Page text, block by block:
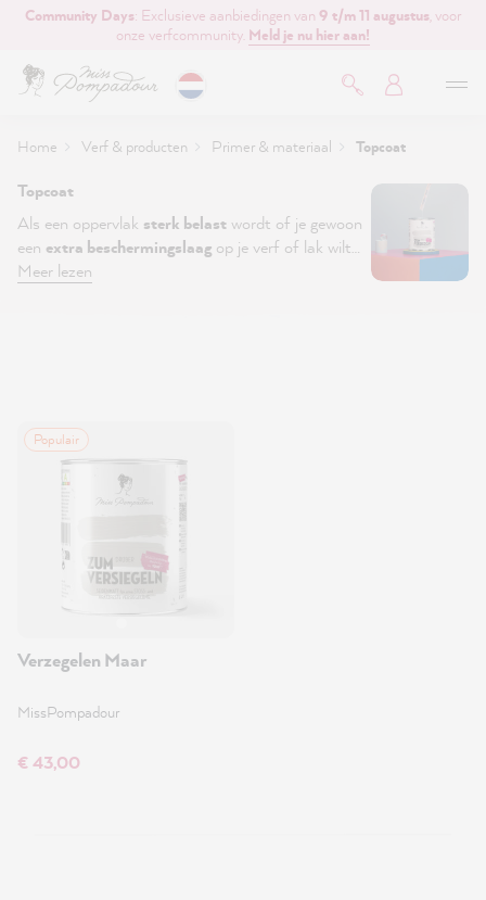
hoofdinhoud
Community Days: Exclusieve aanbiedingen van 9 t/m 11 augustus , voor
onze verfcommunity. Meld je nu hier aan!
Home Verf & producten Primer & materiaal Topcoat
Topcoat
Als een oppervlak sterk belast wordt of je gewoon
een extra beschermingslaag op je verf of lak wilt
aanbrengen, lak je resultaat dan af met een
Meer lezen
Populair
Verzegelen Maar
MissPompadour
€ 43,00